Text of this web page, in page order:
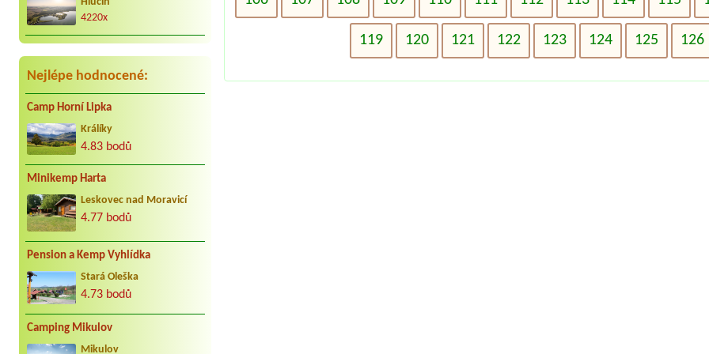
kar. cca 25 let do Jindřiše vždy
radostně. Děkujeme Vaculovi, Brno.
4220x
Nejlépe hodnocené:
Camp Horní Lipka
Králíky
4.83 bodů
Minikemp Harta
Leskovec nad Moravicí
4.77 bodů
Pension a Kemp Vyhlídka
Stará Oleška
4.73 bodů
Camping Mikulov
Mikulov
119 120 121 122 123 124 125 126